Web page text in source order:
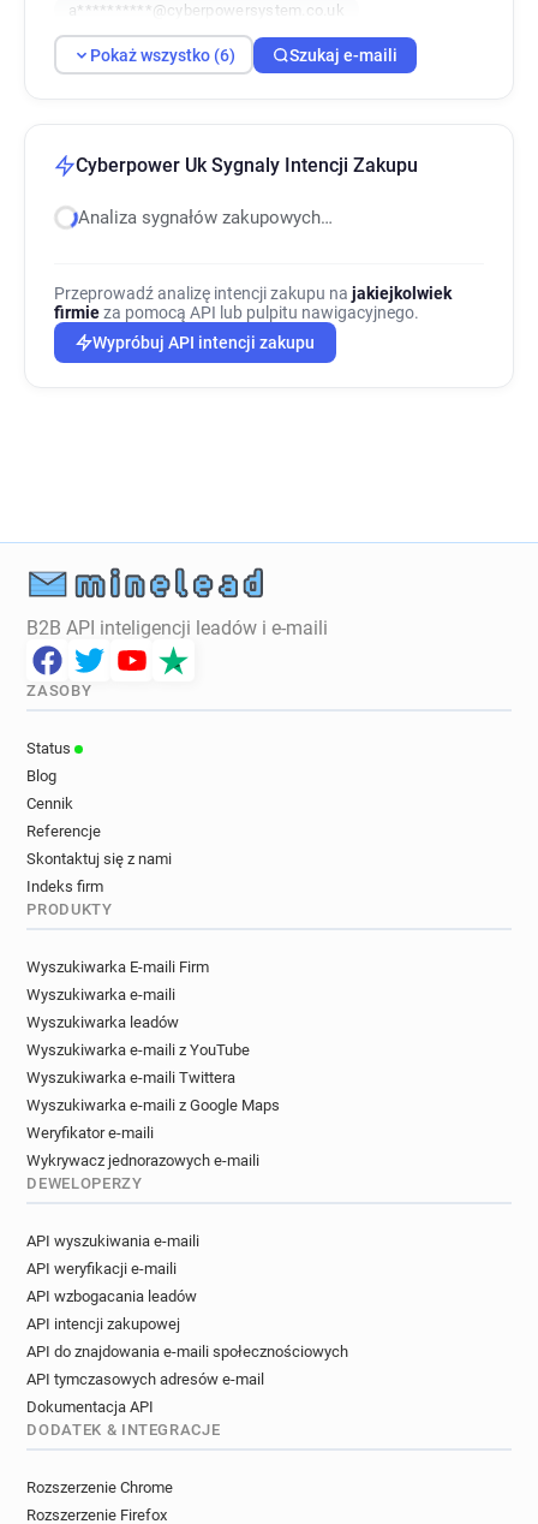
a**********@cyberpowersystem.co.uk
l*******@cyberpowersystem.co.uk
w*****@cyberpowersystem.co.uk
Pokaż wszystko (6) Szukaj e-maili
Cyberpower Uk Sygnaly Intencji Zakupu
Analiza sygnałów zakupowych…
Przeprowadź analizę intencji zakupu na jakiejkolwiek
firmieza pomocą API lub pulpitu nawigacyjnego.
Wypróbuj API intencji zakupu
B2B API inteligencji leadów i e-maili
ZASOBY
Status
Blog
Cennik
Referencje
Skontaktuj się z nami
Indeks firm
PRODUKTY
Wyszukiwarka E-maili Firm
Wyszukiwarka e-maili
Wyszukiwarka leadów
Wyszukiwarka e-maili z YouTube
Wyszukiwarka e-maili Twittera
Wyszukiwarka e-maili z Google Maps
Weryfikator e-maili
Wykrywacz jednorazowych e-maili
DEWELOPERZY
API wyszukiwania e-maili
API weryfikacji e-maili
API wzbogacania leadów
API intencji zakupowej
API do znajdowania e-maili społecznościowych
API tymczasowych adresów e-mail
Dokumentacja API
DODATEK & INTEGRACJE
Rozszerzenie Chrome
Rozszerzenie Firefox